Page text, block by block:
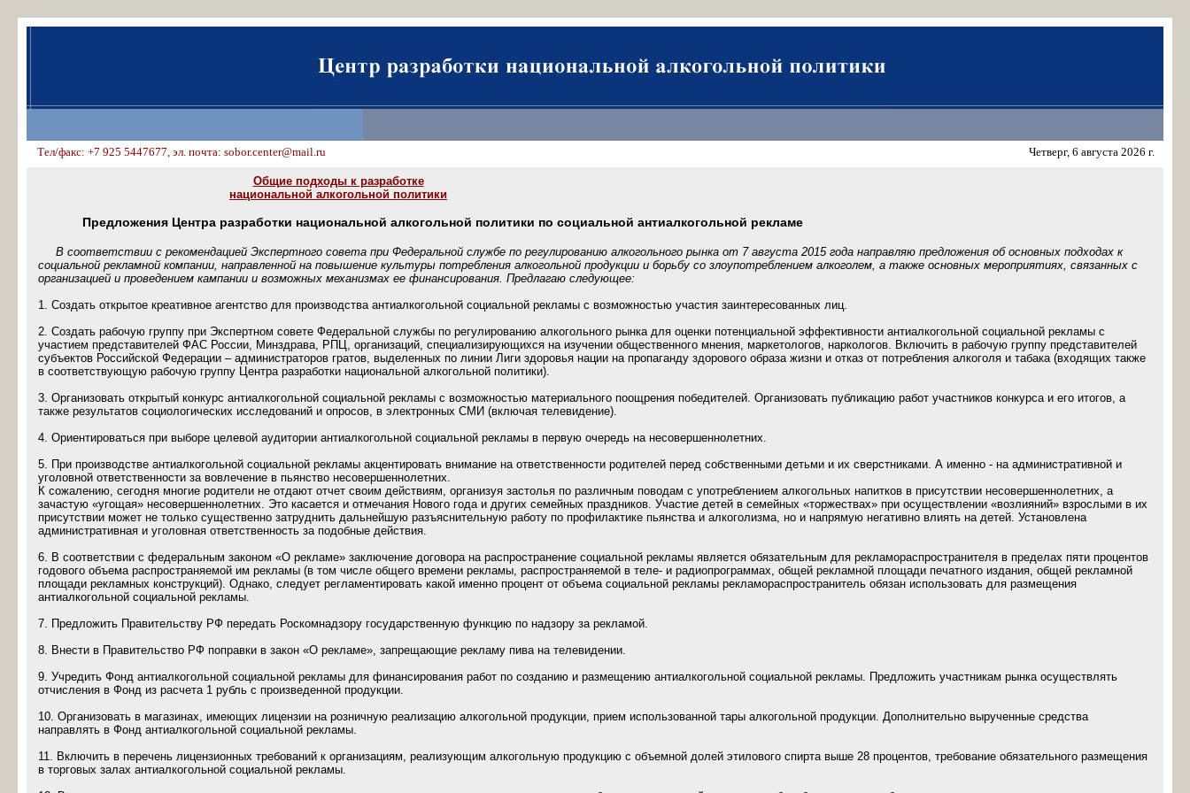
Тел/факс: +7 925 5447677, эл. почта: sobor.center@mail.ru Четверг, 6 августа 2026 г.
Общие подходы к разработке
национальной алкогольной политики
Предложения Центра разработки национальной алкогольной политики по социальной антиалкогольной рекламе
В соответствии с рекомендацией Экспертного совета при Федеральной службе по регулированию алкогольного рынка от 7 августа 2015 года направляю предложения об основных подходах к
социальной рекламной компании, направленной на повышение культуры потребления алкогольной продукции и борьбу со злоупотреблением алкоголем, а также основных мероприятиях, связанных с
организацией и проведением кампании и возможных механизмах ее финансирования. Предлагаю следующее:
1. Создать открытое креативное агентство для производства антиалкогольной социальной рекламы с возможностью участия заинтересованных лиц.
2. Создать рабочую группу при Экспертном совете Федеральной службы по регулированию алкогольного рынка для оценки потенциальной эффективности антиалкогольной социальной рекламы с
участием представителей ФАС России, Минздрава, РПЦ, организаций, специализирующихся на изучении общественного мнения, маркетологов, наркологов. Включить в рабочую группу представителей
субъектов Российской Федерации – администраторов гратов, выделенных по линии Лиги здоровья нации на пропаганду здорового образа жизни и отказ от потребления алкоголя и табака (входящих также
в соответствующую рабочую группу Центра разработки национальной алкогольной политики).
3. Организовать открытый конкурс антиалкогольной социальной рекламы с возможностью материального поощрения победителей. Организовать публикацию работ участников конкурса и его итогов, а
также результатов социологических исследований и опросов, в электронных СМИ (включая телевидение).
4. Ориентироваться при выборе целевой аудитории антиалкогольной социальной рекламы в первую очередь на несовершеннолетних.
5. При производстве антиалкогольной социальной рекламы акцентировать внимание на ответственности родителей перед собственными детьми и их сверстниками. А именно - на административной и
уголовной ответственности за вовлечение в пьянство несовершеннолетних.
К сожалению, сегодня многие родители не отдают отчет своим действиям, организуя застолья по различным поводам с употреблением алкогольных напитков в присутствии несовершеннолетних, а
зачастую «угощая» несовершеннолетних. Это касается и отмечания Нового года и других семейных праздников. Участие детей в семейных «торжествах» при осуществлении «возлияний» взрослыми в их
присутствии может не только существенно затруднить дальнейшую разъяснительную работу по профилактике пьянства и алкоголизма, но и напрямую негативно влиять на детей. Установлена
административная и уголовная ответственность за подобные действия.
6. В соответствии с федеральным законом «О рекламе» заключение договора на распространение социальной рекламы является обязательным для рекламораспространителя в пределах пяти процентов
годового объема распространяемой им рекламы (в том числе общего времени рекламы, распространяемой в теле- и радиопрограммах, общей рекламной площади печатного издания, общей рекламной
площади рекламных конструкций). Однако, следует регламентировать какой именно процент от объема социальной рекламы рекламораспространитель обязан использовать для размещения
антиалкогольной социальной рекламы.
7. Предложить Правительству РФ передать Роскомнадзору государственную функцию по надзору за рекламой.
8. Внести в Правительство РФ поправки в закон «О рекламе», запрещающие рекламу пива на телевидении.
9. Учредить Фонд антиалкогольной социальной рекламы для финансирования работ по созданию и размещению антиалкогольной социальной рекламы. Предложить участникам рынка осуществлять
отчисления в Фонд из расчета 1 рубль с произведенной продукции.
10. Организовать в магазинах, имеющих лицензии на розничную реализацию алкогольной продукции, прием использованной тары алкогольной продукции. Дополнительно вырученные средства
направлять в Фонд антиалкогольной социальной рекламы.
11. Включить в перечень лицензионных требований к организациям, реализующим алкогольную продукцию с объемной долей этилового спирта выше 28 процентов, требование обязательного размещения
в торговых залах антиалкогольной социальной рекламы.